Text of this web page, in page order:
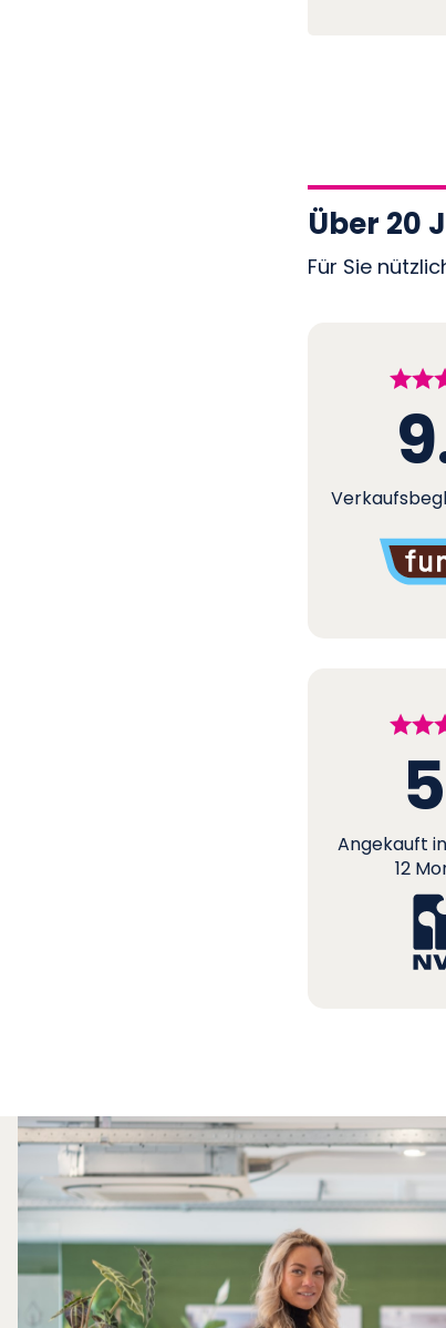
Über 20
Für Sie
Angekauft
12